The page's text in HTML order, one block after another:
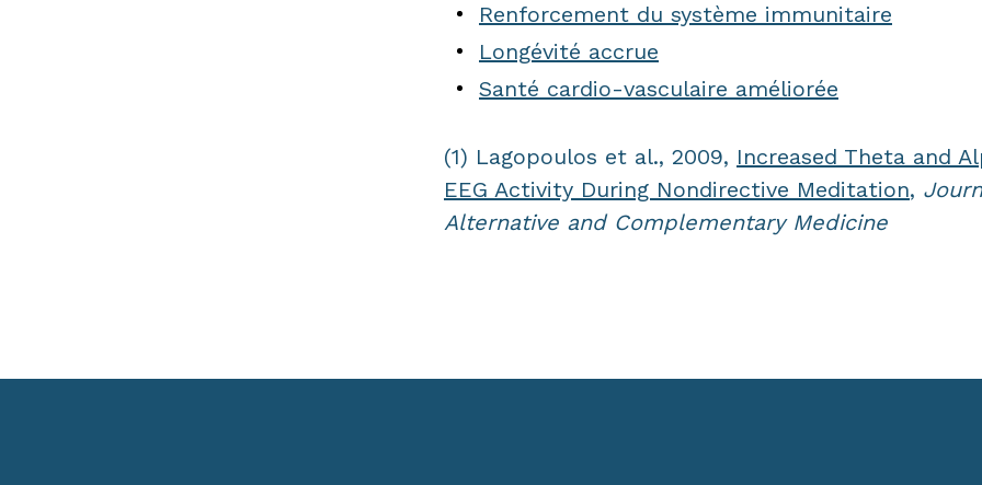
Renforcement du système immunitaire
Longévité accrue
Santé cardio-vasculaire améliorée
(1) Lagopoulos et al., 2009, Increased Theta and
EEG Activity During Nondirective Meditation,
Alternative and Complementary Medicine